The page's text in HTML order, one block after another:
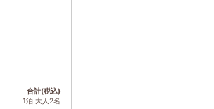
合計(税込)
1泊 大人2名